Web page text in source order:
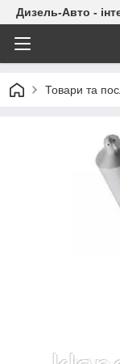
Дизель-Авто -
Товари та